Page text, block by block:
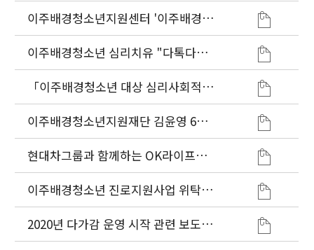
이주배경청소년지원센터 '이주배경청
소년 학업 복귀부터 사회진출까지 맞
춤형 진로지원 프로그램 시작한다.'
이주배경청소년 심리치유 "다톡다톡(
多talk茶talk)", 7년간 5,200여명 지
원으로 마무리
「이주배경청소년 대상 심리사회적응
척도 개발」 연구용역 착수보고회 개
최
이주배경청소년지원재단 김윤영 6대
신임소장 취임
현대차그룹과 함께하는 OK라이프코
칭 4차년도 우수사례발표회 실시
이주배경청소년 진로지원사업 위탁운
영기관 공모관련
2020년 다가감 운영 시작 관련 보도자
료